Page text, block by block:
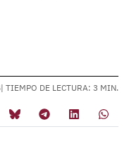
| TIEMPO DE LECTURA: 3 MIN.